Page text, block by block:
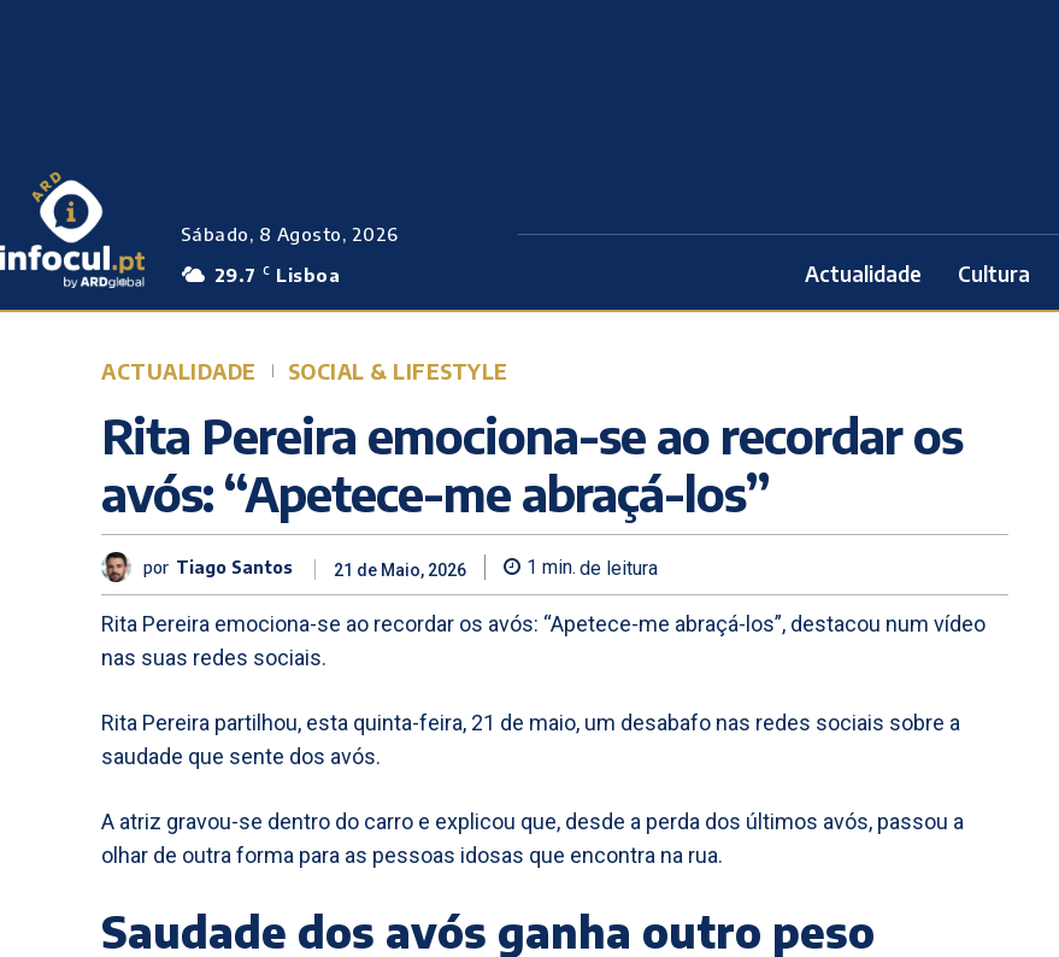
Sábado, 8 Agosto, 2026
29.7
C Lisboa Actualidade Cultura
ACTUALIDADE SOCIAL & LIFESTYLE
Rita Pereira emociona-se ao recordar os
avós: “Apetece-me abraçá-los”
por Tiago Santos 21 de Maio, 2026 1 min. de leitura
Rita Pereira emociona-se ao recordar os avós: “Apetece-me abraçá-los”, destacou num vídeo
nas suas redes sociais.
Rita Pereira partilhou, esta quinta-feira, 21 de maio, um desabafo nas redes sociais sobre a
saudade que sente dos avós.
A atriz gravou-se dentro do carro e explicou que, desde a perda dos últimos avós, passou a
olhar de outra forma para as pessoas idosas que encontra na rua.
Saudade dos avós ganha outro peso